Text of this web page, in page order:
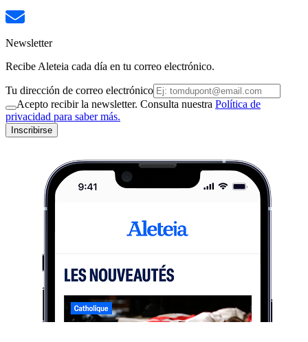
Newsletter
Recibe Aleteia cada día en tu correo electrónico.
Tu dirección de correo electrónico
Acepto recibir la newsletter. Consulta nuestra Política de
privacidad para saber más.
Inscribirse